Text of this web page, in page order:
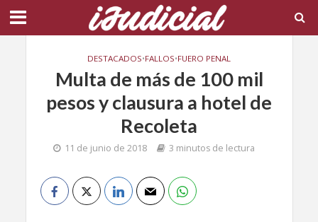
DESTACADOS•FALLOS•FUERO PENAL
Multa de más de 100 mil
pesos y clausura a hotel de
Recoleta
11 de junio de 2018 3 minutos de lectura